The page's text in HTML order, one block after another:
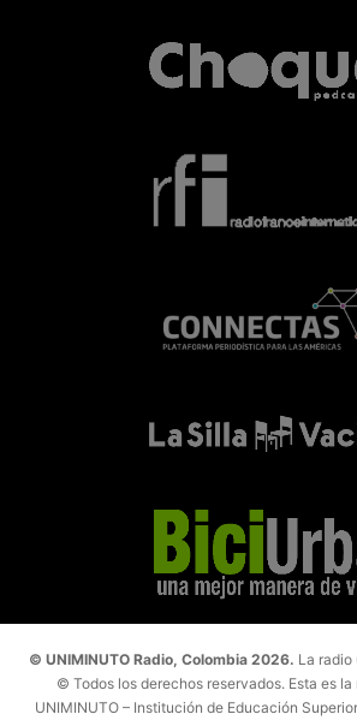
© UNIMINUTO Radio, Colombia 2026. La radio
© Todos los derechos reservados. Esta es la
UNIMINUTO – Institución de Educación